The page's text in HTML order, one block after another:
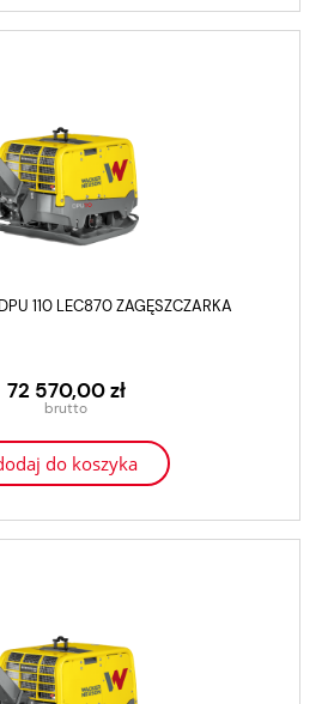
110 LEC870 ZAGĘSZCZARKA
72 570,00 zł
do koszyka